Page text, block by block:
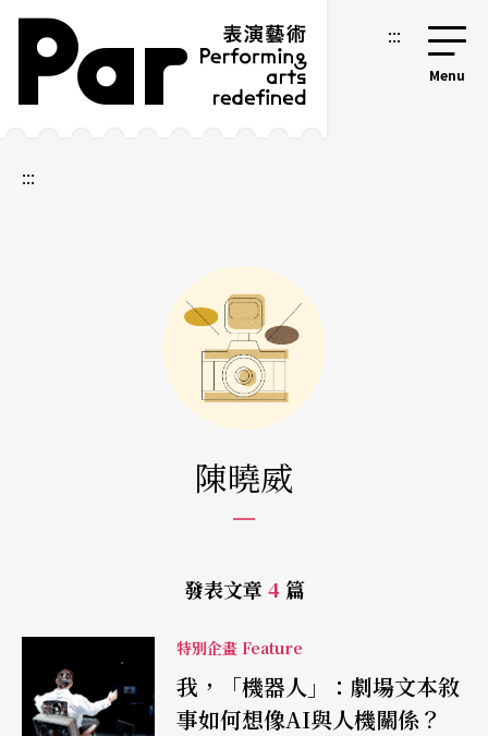
跳到主要內容區塊
網站導覽 :::
:::
陳曉威
發表文章 4 篇
特別企畫 Feature
我，「機器人」：劇場文本敘
事如何想像AI與人機關係？